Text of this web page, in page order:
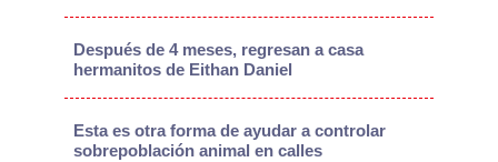
Después de 4 meses, regresan a casa
hermanitos de Eithan Daniel
Esta es otra forma de ayudar a controlar
sobrepoblación animal en calles